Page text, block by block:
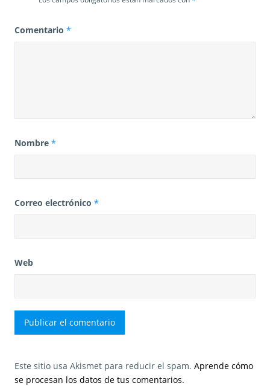
Comentario *
Nombre *
Correo electrónico *
Web
Este sitio usa Akismet para reducir el spam. Aprende cómo
se procesan los datos de tus comentarios.